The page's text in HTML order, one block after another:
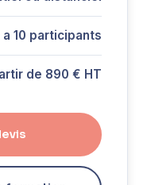
a 10 participants
de 890 € HT